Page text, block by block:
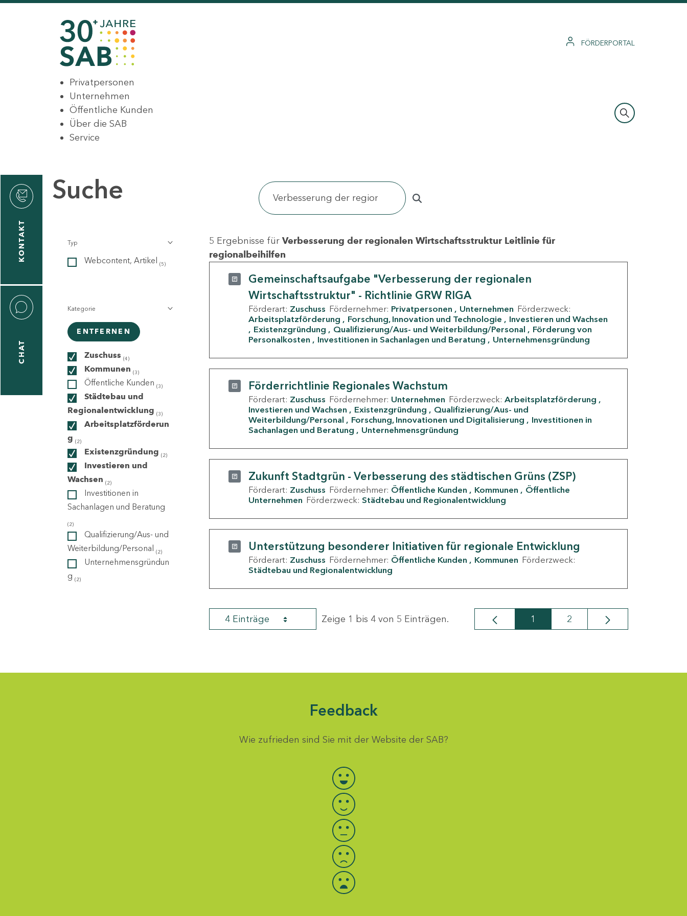
FÖRDERPORTAL
Privatpersonen
Unternehmen
Öffentliche Kunden
Über die SAB
Service
KONTAKT
CHAT
Suche
Typ
Webcontent, Artikel (5)
Kategorie
ENTFERNEN
Zuschuss (4)
Kommunen (3)
Öffentliche Kunden (3)
Städtebau und
Regionalentwicklung (3)
Arbeitsplatzförderun
g (2)
Existenzgründung (2)
Investieren und
Wachsen (2)
Investitionen in
Sachanlagen und Beratung
(2)
Qualifizierung/Aus- und
Weiterbildung/Personal (2)
Unternehmensgründun
g (2)
5 Ergebnisse für Verbesserung der regionalen Wirtschaftsstruktur Leitlinie für
regionalbeihilfen
Gemeinschaftsaufgabe "Verbesserung der regionalen
Wirtschaftsstruktur" - Richtlinie GRW RIGA
Förderart: Zuschuss Fördernehmer: Privatpersonen Unternehmen Förderzweck:
Arbeitsplatzförderung
Forschung, Innovation und Technologie
Investieren und Wachsen
Existenzgründung
Qualifizierung/Aus- und Weiterbildung/Personal
Förderung von
Personalkosten
Investitionen in Sachanlagen und Beratung Unternehmensgründung
Förderrichtlinie Regionales Wachstum
Förderart: Zuschuss Fördernehmer: Unternehmen Förderzweck: Arbeitsplatzförderung
Investieren und Wachsen
Existenzgründung
Qualifizierung/Aus- und
Weiterbildung/Personal
Forschung, Innovationen und Digitalisierung
Investitionen in
Sachanlagen und Beratung
Unternehmensgründung
Zukunft Stadtgrün - Verbesserung des städtischen Grüns (ZSP)
Förderart: Zuschuss Fördernehmer: Öffentliche Kunden Kommunen
Öffentliche
Unternehmen Förderzweck: Städtebau und Regionalentwicklung
Unterstützung besonderer Initiativen für regionale Entwicklung
Förderart: Zuschuss Fördernehmer: Öffentliche Kunden Kommunen Förderzweck:
Städtebau und Regionalentwicklung
4 Einträge Zeige 1 bis 4 von 5 Einträgen. Seite
1 Seite
2
Feedback
Wie zufrieden sind Sie mit der Website der SAB?
Bewertung auswählen